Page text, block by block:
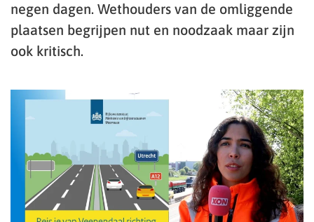
negen dagen. Wethouders van de omliggende
plaatsen begrijpen nut en noodzaak maar zijn
ook kritisch.